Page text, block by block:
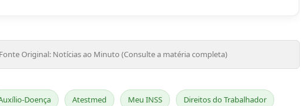
Fonte Original: Notícias ao Minuto (Consulte a matéria completa)
Doença Atestmed Meu INSS Direitos do Trabalhador